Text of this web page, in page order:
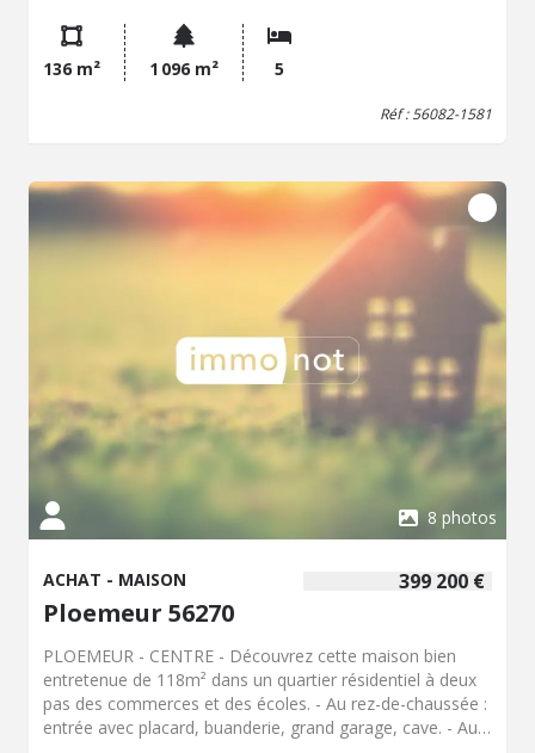
salle de bain, WC. - A l'étage : 4 chambres , salle d'eau,
WC, grenier aménageable de 12m² - En sus : grenier,
garage avec chaufferie. - A l'extérieur : profitez d'une
terrasse, d'un jardin de plus de 1090m² (divisible).
136 m² 1 096 m² 5
Réf : 56082-1581
8 photos
399 200 €
ACHAT - MAISON
Ploemeur 56270
PLOEMEUR - CENTRE - Découvrez cette maison bien
entretenue de 118m² dans un quartier résidentiel à deux
pas des commerces et des écoles. - Au rez-de-chaussée :
entrée avec placard, buanderie, grand garage, cave. - Au